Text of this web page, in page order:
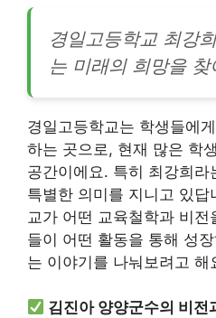
경일고등학교 최강
는 미래의 희망을 찾
경일고등학교는 학생들에
하는 곳으로, 현재 많은 학
공간이에요. 특히 최강희라
특별한 의미를 지니고 있
교가 어떤 교육철학과 비
들이 어떤 활동을 통해 성
는 이야기를 나눠보려고 해
김진아 양양군수의 비전